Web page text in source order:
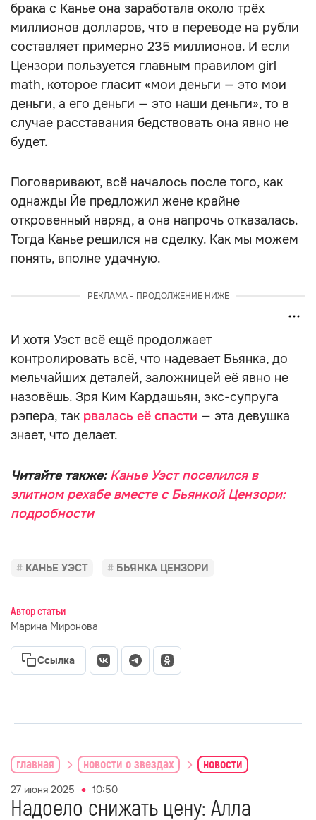
брака с Канье она заработала около трёх
миллионов долларов, что в переводе на рубли
составляет примерно 235 миллионов. И если
Цензори пользуется главным правилом girl
math, которое гласит «мои деньги — это мои
деньги, а его деньги — это наши деньги», то в
случае расставания бедствовать она явно не
будет.
Поговаривают, всё началось после того, как
однажды Йе предложил жене крайне
откровенный наряд, а она напрочь отказалась.
Тогда Канье решился на сделку. Как мы можем
понять, вполне удачную.
РЕКЛАМА - ПРОДОЛЖЕНИЕ НИЖЕ
И хотя Уэст всё ещё продолжает
контролировать всё, что надевает Бьянка, до
мельчайших деталей, заложницей её явно не
назовёшь. Зря Ким Кардашьян, экс-супруга
рэпера, так рвалась её спасти — эта девушка
знает, что делает.
Читайте также: Канье Уэст поселился в
элитном рехабе вместе с Бьянкой Цензори:
подробности
КАНЬЕ УЭСТ БЬЯНКА ЦЕНЗОРИ
Автор статьи
Марина Миронова
Ссылка
главная новости о звездах новости
27 июня 2025 10:50
Надоело снижать цену: Алла